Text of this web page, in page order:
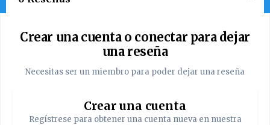
Crear una cuenta o conectar para dejar
una reseña
Necesitas ser un miembro para poder dejar una reseña
Crear una cuenta
Regístrese para obtener una cuenta nueva en nuestra